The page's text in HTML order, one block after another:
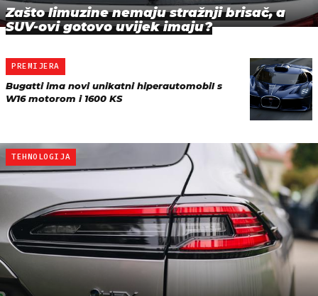
Zašto limuzine nemaju stražnji brisač, a
SUV-ovi gotovo uvijek imaju?
PREMIJERA
Bugatti ima novi unikatni hiperautomobil s
W16 motorom i 1600 KS
TEHNOLOGIJA